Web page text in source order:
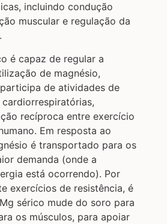
incluindo condução
muscular e regulação da
é capaz de regular a
de magnésio,
de atividades de
recíproca entre exercício
Em resposta ao
é transportado para os
demanda (onde a
está ocorrendo). Por
exercícios de resistência, é
sérico mude do soro para
os músculos, para apoiar